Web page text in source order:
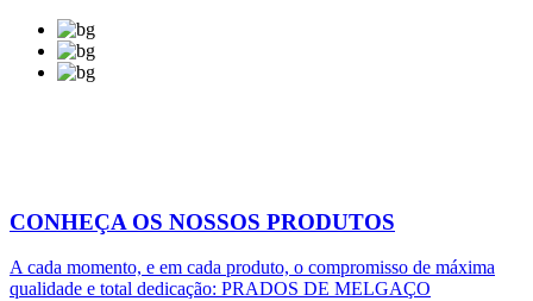
CONHEÇA OS NOSSOS PRODUTOS
A cada momento, e em cada produto, o compromisso de máxima
qualidade e total dedicação: PRADOS DE MELGAÇO